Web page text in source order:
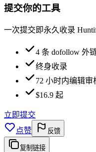
提交你的工具
一次提交即永久收录
4 条 dofollow 外
终身收录
72 小时内编辑审
$16.9 起
立即提交
点赞
反馈
复制链接